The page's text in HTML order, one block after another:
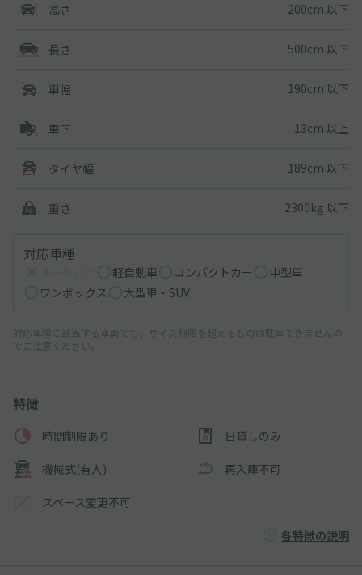
高さ 200cm 以下
長さ 500cm 以下
車幅 190cm 以下
車下 13cm 以上
タイヤ幅 189cm 以下
重さ 2300kg 以下
対応車種
軽自動車 コンパクトカー
中型車
ワンボックス
大型車・SUV
対応車種に該当する車両でも、サイズ制限を超えるものは駐車できませんの
でご注意ください。
特徴
時間制限あり 日貸しのみ
機械式(有人) 再入庫不可
スペース変更不可
各特徴の説明